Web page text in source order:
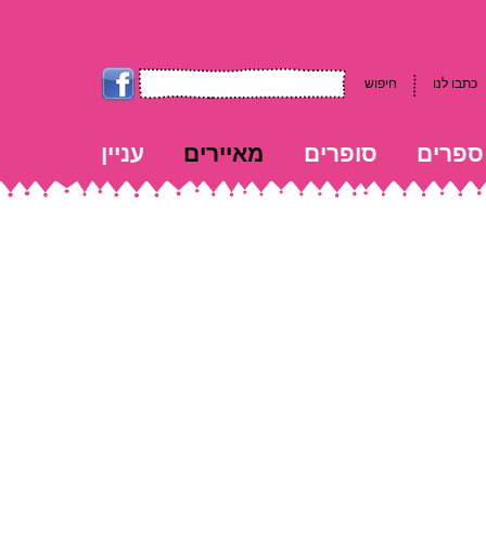
חיפוש כתבו לנו
ספרים סופרים מאיירים עניין